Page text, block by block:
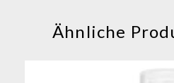
Ähnliche